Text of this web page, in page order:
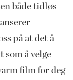
både tidløs
på at det å
som å velge
film for deg